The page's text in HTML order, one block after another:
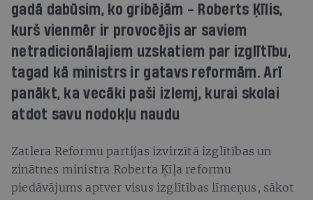
gadā dabūsim, ko gribējām - Roberts Ķīlis,
kurš vienmēr ir provocējis ar saviem
netradicionālajiem uzskatiem par izglītību,
tagad kā ministrs ir gatavs reformām. Arī
panākt, ka vecāki paši izlemj, kurai skolai
atdot savu nodokļu naudu
Zatlera Reformu partijas izvirzītā izglītības un
zinātnes ministra Roberta Ķīļa reformu
piedāvājums aptver visus izglītības līmeņus, sākot